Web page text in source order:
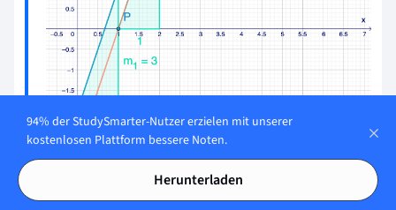
Abbildung 12: Übungsaufgabe 5a)
Als Letztes kannst du jetzt noch dein Ergebnis prüfen,
indem du den Abstand zwischen den beiden Geraden an
94% der StudySmarter-Nutzer erzielen mit unserer
kostenlosen Plattform bessere Noten.
Herunterladen